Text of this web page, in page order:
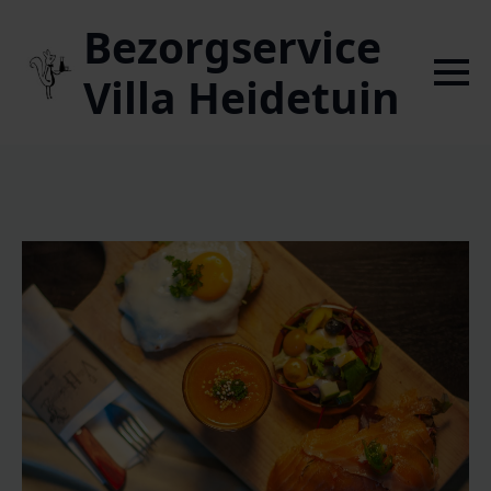
Bezorgservice
Villa Heidetuin